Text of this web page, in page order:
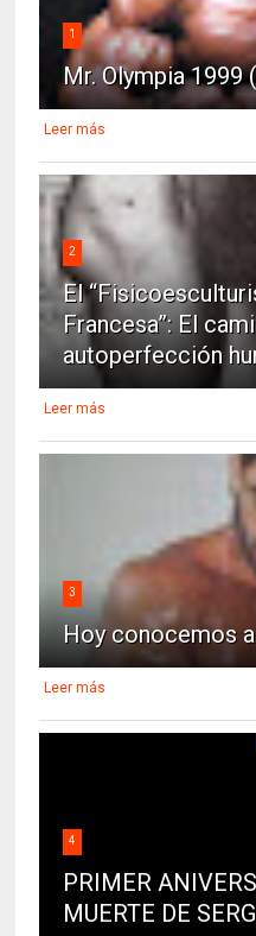
1
Mr. Olympia 1999
Leer más
2
El
Francesa”: El
autoperfección
Leer más
3
Hoy conocemos
Leer más
4
PRIMER
MUERTE DE